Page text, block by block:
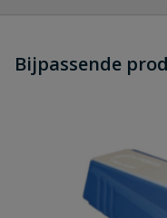
dit
Schrijf zelf een
Uw waardering:
Bijpassende